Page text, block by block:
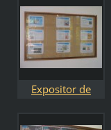
Expositor de
Filipe